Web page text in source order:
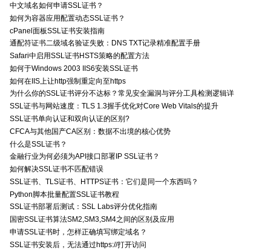
中文域名如何申请SSL证书？
如何为容器应用配置动态SSL证书？
cPanel面板SSL证书安装指南
通配符证书二级域名验证失败：DNS TXT记录精准配置手册
Safari中启用SSL证书HSTS策略的配置方法
如何于Windows 2003 IIS6安装SSL证书
如何在IIS上让http强制重定向至https
为什么你的SSL证书评分不达标？常见安全漏洞与评分工具检测逻辑详
SSL证书与网站速度：TLS 1.3握手优化对Core Web Vitals的提升
SSL证书单向认证和双向认证的区别?
CFCA与其他国产CA区别：数据不出境的核心优势
什么是SSL证书？
金融行业为何必须为API接口部署IP SSL证书？
如何解决SSL证书不匹配错误
SSL证书、TLS证书、HTTPS证书：它们是同一个东西吗？
Python脚本批量配置SSL证书教程
SSL证书部署后测试：SSL Labs评分优化指南
国密SSL证书算法SM2,SM3,SM4之间的区别及应用
申请SSL证书时，怎样正确填写绑定域名？
SSL证书安装后，无法通过https://打开访问